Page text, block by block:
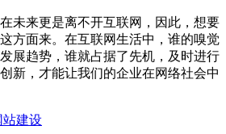
未来更是离不开互联网，因此，想要
方面来。在互联网生活中，谁的嗅觉
展趋势，谁就占据了先机，及时进行
新，才能让我们的企业在网络社会中
站建设